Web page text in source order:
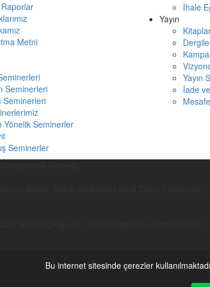
Metni
Seminerleri
Seminerleri
Yönelik Seminerler
Seminerler
İhale
Yayın
Yayın
İade
Bu internet sitesinde çerezler